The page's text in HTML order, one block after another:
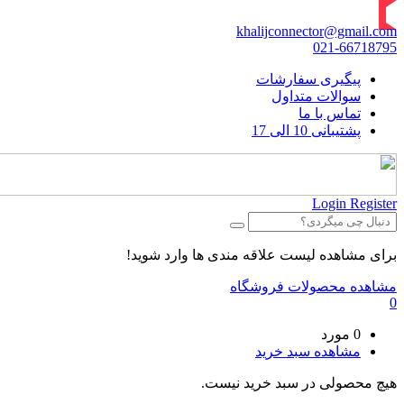
khalijconnector@gmail.com
021-66718795
پیگیری سفارشات
سوالات متداول
تماس با ما
پشتیبانی 10 الی 17
Login Register
برای مشاهده لیست علاقه مندی ها وارد شوید!
مشاهده محصولات فروشگاه
0
0 مورد
مشاهده سبد خرید
هیچ محصولی در سبد خرید نیست.